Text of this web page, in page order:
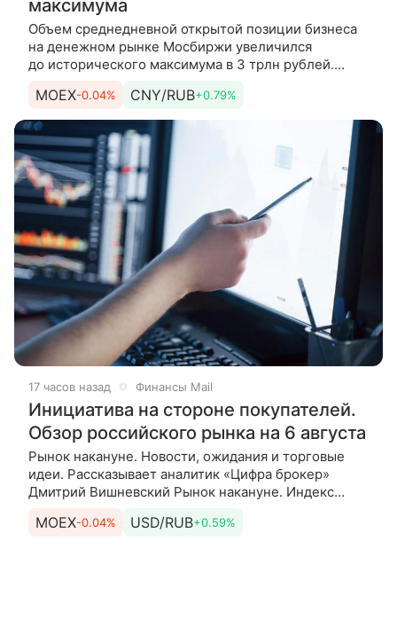
максимума
Объем среднедневной открытой позиции бизнеса
на денежном рынке Мосбиржи увеличился
до исторического максимума в 3 трлн рублей.
площадки. Среднедневная открытая
MOEX-0.04% CNY/RUB+0.79%
17 часов назад Финансы Mail
Инициатива на стороне покупателей.
Обзор российского рынка на 6 августа
Рынок накануне. Новости, ожидания и торговые
идеи. Рассказывает аналитик «Цифра брокер»
Дмитрий Вишневский Рынок накануне. Индекс
среды прибавил 1,43% и
MOEX-0.04% USD/RUB+0.59%